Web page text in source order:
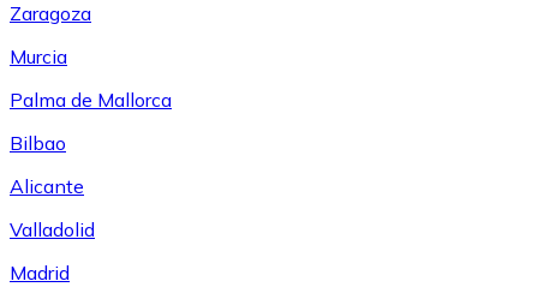
Zaragoza
Murcia
Palma de Mallorca
Bilbao
Alicante
Valladolid
Madrid